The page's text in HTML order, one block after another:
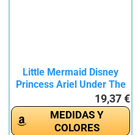
Little Mermaid Disney
Princess Ariel Under The
19,37 €
MEDIDAS Y
COLORES